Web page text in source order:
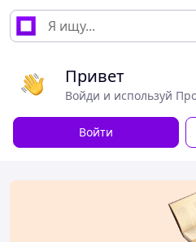
Привет
Войди и используй
Войти